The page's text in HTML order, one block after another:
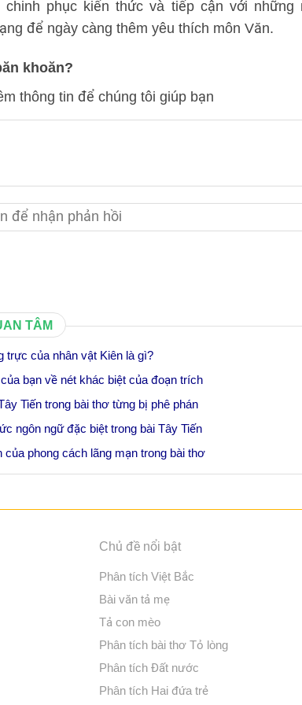
chinh phục kiến thức và tiếp cận với những
để ngày càng thêm yêu thích môn Văn.
khoăn?
thông tin để chúng tôi giúp bạn
TÂM
trực của nhân vật Kiên là gì?
bạn về nét khác biệt của đoạn trích
Tiến trong bài thơ từng bị phê phán
ngôn ngữ đặc biệt trong bài Tây Tiến
phong cách lãng mạn trong bài thơ
Chủ đề nổi bật
Phân tích Việt Bắc
Bài văn tả mẹ
Tả con mèo
Phân tích bài thơ Tỏ lòng
Phân tích Đất nước
Phân tích Hai đứa trẻ